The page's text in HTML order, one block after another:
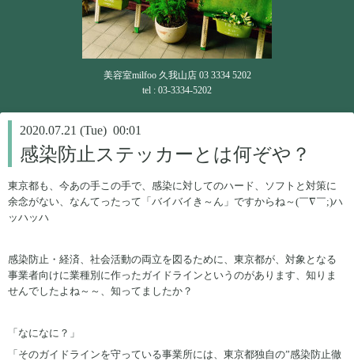
美容室milfoo 久我山店 03 3334 5202
tel : 03-3334-5202
2020.07.21 (Tue) 00:01
感染防止ステッカーとは何ぞや？
東京都も、今あの手この手で、感染に対してのハード、ソフトと対策に
余念がない、なんてったって「バイバイき～ん」ですからね～(￣∇￣;)ハ
ッハッハ
感染防止・経済、社会活動の両立を図るために、東京都が、対象となる
事業者向けに業種別に作ったガイドラインというのがあります、知りま
せんでしたよね～～、知ってましたか？
「なになに？」
「そのガイドラインを守っている事業所には、東京都独自の”感染防止徹